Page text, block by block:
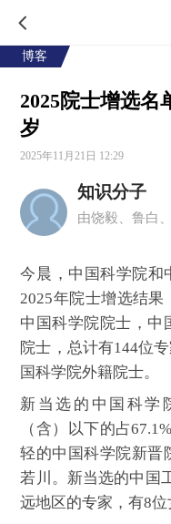
博客
2025院士增选名
岁
2025年11月21日 12:29
知识分子
今晨，中国科学院和
2025年院士增选结
中国科学院院士，中
院士，总计有144位
国科学院外籍院士。
新当选的中国科学
（含）以下的占
轻的中国科学院新晋
若川。新当选的中国
远地区的专家，有8位